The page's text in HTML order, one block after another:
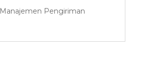
Manajemen Pengiriman